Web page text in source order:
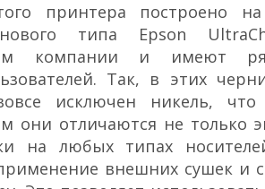
принтера построено
типа Epson
компании и имеют
Так, в этих
исключен никель, что
они отличаются не только
на любых типах
внешних сушек и